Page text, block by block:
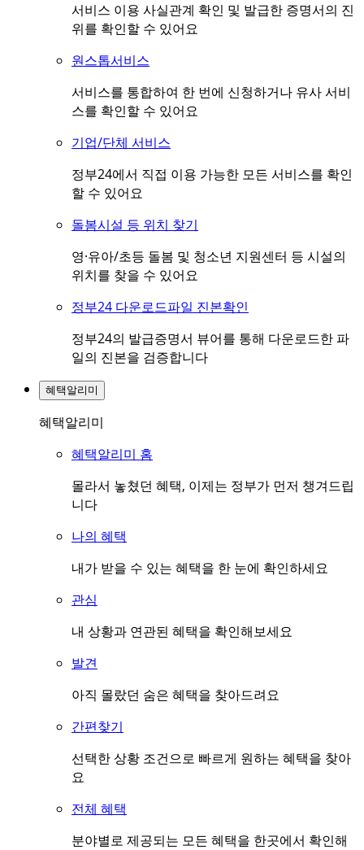
서비스 이용 사실관계 확인 및 발급한 증명서의 진
위를 확인할 수 있어요
원스톱서비스
서비스를 통합하여 한 번에 신청하거나 유사 서비
스를 확인할 수 있어요
기업/단체 서비스
정부24에서 직접 이용 가능한 모든 서비스를 확인
할 수 있어요
돌봄시설 등 위치 찾기
영·유아/초등 돌봄 및 청소년 지원센터 등 시설의
위치를 찾을 수 있어요
정부24 다운로드파일 진본확인
정부24의 발급증명서 뷰어를 통해 다운로드한 파
일의 진본을 검증합니다
혜택알리미
혜택알리미
혜택알리미 홈
몰라서 놓쳤던 혜택, 이제는 정부가 먼저 챙겨드립
니다
나의 혜택
내가 받을 수 있는 혜택을 한 눈에 확인하세요
관심
내 상황과 연관된 혜택을 확인해보세요
발견
아직 몰랐던 숨은 혜택을 찾아드려요
간편찾기
선택한 상황 조건으로 빠르게 원하는 혜택을 찾아
요
전체 혜택
분야별로 제공되는 모든 혜택을 한곳에서 확인해